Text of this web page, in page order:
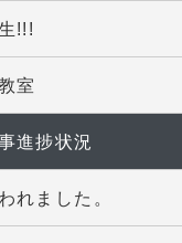
!!!
室
進捗状況
れました。